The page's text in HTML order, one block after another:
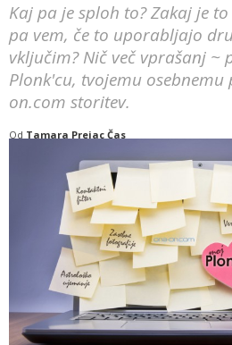
Kaj pa je sploh to? Zakaj je
pa vem, če to uporabljajo
vključim? Nič več vprašanj ~
Plonk'cu, tvojemu
on.com storitev.
Od Tamara Prejac Čas